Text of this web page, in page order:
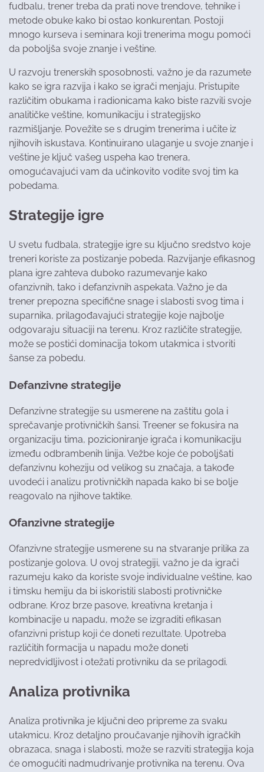
fudbalu, trener treba da prati nove trendove, tehnike i
metode obuke kako bi ostao konkurentan. Postoji
mnogo kurseva i seminara koji trenerima mogu pomoći
da poboljša svoje znanje i veštine.
U razvoju trenerskih sposobnosti, važno je da razumete
kako se igra razvija i kako se igrači menjaju. Pristupite
različitim obukama i radionicama kako biste razvili svoje
analitičke veštine, komunikaciju i strategijsko
razmišljanje. Povežite se s drugim trenerima i učite iz
njihovih iskustava. Kontinuirano ulaganje u svoje znanje i
veštine je ključ vašeg uspeha kao trenera,
omogućavajući vam da učinkovito vodite svoj tim ka
pobedama.
Strategije igre
U svetu fudbala, strategije igre su ključno sredstvo koje
treneri koriste za postizanje pobeda. Razvijanje efikasnog
plana igre zahteva duboko razumevanje kako
ofanzivnih, tako i defanzivnih aspekata. Važno je da
trener prepozna specifične snage i slabosti svog tima i
suparnika, prilagođavajući strategije koje najbolje
odgovaraju situaciji na terenu. Kroz različite strategije,
može se postići dominacija tokom utakmica i stvoriti
šanse za pobedu.
Defanzivne strategije
Defanzivne strategije su usmerene na zaštitu gola i
sprečavanje protivničkih šansi. Treener se fokusira na
organizaciju tima, pozicioniranje igrača i komunikaciju
između odbrambenih linija. Vežbe koje će poboljšati
defanzivnu koheziju od velikog su značaja, a takođe
uvodeći i analizu protivničkih napada kako bi se bolje
reagovalo na njihove taktike.
Ofanzivne strategije
Ofanzivne strategije usmerene su na stvaranje prilika za
postizanje golova. U ovoj strategiji, važno je da igrači
razumeju kako da koriste svoje individualne veštine, kao
i timsku hemiju da bi iskoristili slabosti protivničke
odbrane. Kroz brze pasove, kreativna kretanja i
kombinacije u napadu, može se izgraditi efikasan
ofanzivni pristup koji će doneti rezultate. Upotreba
različitih formacija u napadu može doneti
nepredvidljivost i otežati protivniku da se prilagodi.
Analiza protivnika
Analiza protivnika je ključni deo pripreme za svaku
utakmicu. Kroz detaljno proučavanje njihovih igračkih
obrazaca, snaga i slabosti, može se razviti strategija koja
će omogućiti nadmudrivanje protivnika na terenu. Ova